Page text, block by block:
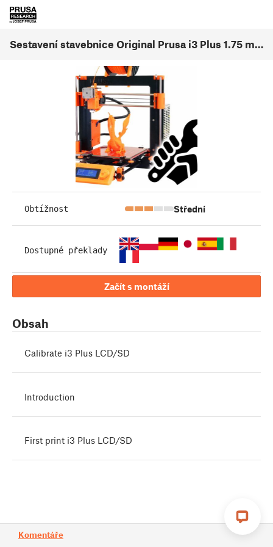
Sestavení stavebnice Original Prusa i3 Plus 1.75 mm
Komentáře
Obtížnost Střední
Dostupné překlady
Začít s montáží
Obsah
Calibrate i3 Plus LCD/SD
Introduction
First print i3 Plus LCD/SD